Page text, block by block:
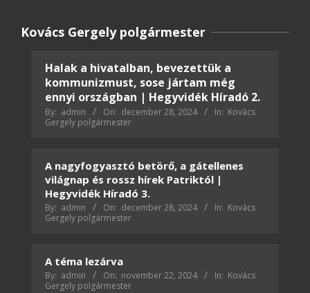
Kovács Gergely polgármester
Halak a hivatalban, bevezettük a
kommunizmust, sose jártam még
ennyi országban | Hegyvidék Híradó 2.
By: admin On: december 28, 2024 In: Kovács
Gergely polgármester
A nagyfogyasztó betörő, a gátellenes
világnap és rossz hírek Patriktól |
Hegyvidék Híradó 3.
By: admin On: december 28, 2024 In: Kovács
Gergely polgármester
A téma lezárva
By: admin On: november 22, 2024 In: Kovács
Gergely polgármester